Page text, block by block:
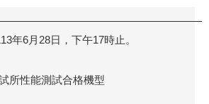
年6月28日，下午17時止。
所性能測試合格機型